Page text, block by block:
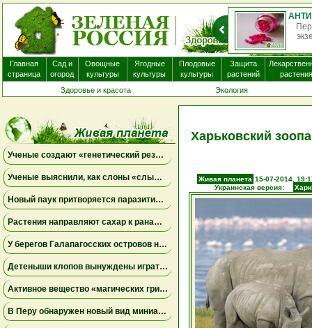
Главная
страница
Сад и
огород
Овощные
культуры
Ягодные
культуры
Плодовые
культуры
Защита
растений
растения
Здоровье и красота
Экология
Ученые создают «генетический резерв» коал, замораживая яйцеклетки и сперматозоиды
Ученые выяснили, как слоны «слышат» шаги и передают сообщения через землю
Новый паук притворяется паразитическим грибом
Растения направляют сахар к ранам, чтобы быстрее восстановиться
У берегов Галапагосских островов нашли крошечного синего осьминога нового вида
Детеныши клопов вынуждены играть в «рулетку», чтобы вовремя найти бактерий-партнеров для выживания
Активное вещество «магических грибов» сделало рыб менее агрессивными и менее активными
В Перу обнаружен новый вид миниатюрной сумчатой лягушки, вынашивающей потомство на спине
Харьковский
Живая планета 15-07-2014,
Украинская версия: